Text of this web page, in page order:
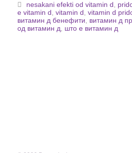
nesakani efekti od vitamin d,
e vitamin d, vitamin d, vitamin d
витамин д бенефити, витамин д
од витамин д, што е витамин д